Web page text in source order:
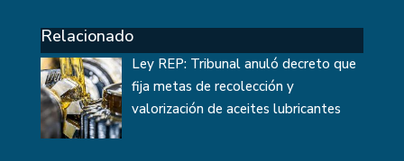
Relacionado
Ley REP: Tribunal anuló decreto que
fija metas de recolección y
valorización de aceites lubricantes